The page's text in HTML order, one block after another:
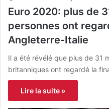
Euro 2020: plus de
personnes ont
Angleterre-Italie
Il a été révélé que plus de 31
britanniques ont regardé la
Lire la suite »